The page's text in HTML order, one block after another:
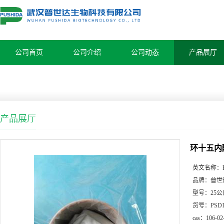
公司首页 公司介绍 公司动态 产品展厅
产品展厅
环十五内
英文名称：
品牌： 普世
型号： 25公
货号：
cas： 106-